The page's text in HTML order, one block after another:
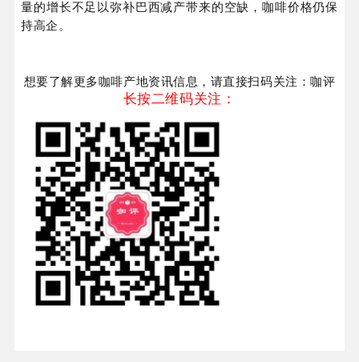
量的增长不足以弥补巴西减产带来的空缺，咖啡价格仍保
持高企。
想要了解更多咖啡产地资讯信息，请直接扫码关注：咖评
长按二维码关注：